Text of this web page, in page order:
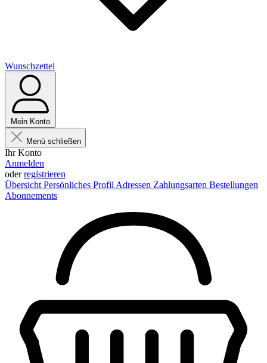
Wunschzettel
Mein Konto
Menü schließen
Ihr Konto
Anmelden
oderregistrieren
Übersicht Persönliches Profil Adressen Zahlungsarten Bestellungen
Abonnements